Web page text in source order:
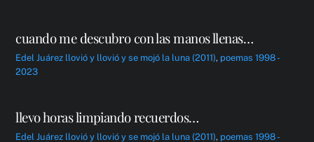
cuando me descubro con las manos llenas…
Edel Juárez llovió y llovió y se mojó la luna (2011), poemas 1998 -
2023
llevo horas limpiando recuerdos…
Edel Juárez llovió y llovió y se mojó la luna (2011), poemas 1998 -